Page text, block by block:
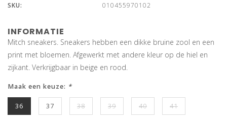
SKU:
010455970102
INFORMATIE
Mitch sneakers. Sneakers hebben een dikke bruine zool en een
print met bloemen. Afgewerkt met andere kleur op de hiel en
zijkant. Verkrijgbaar in beige en rood.
Maak een keuze: *
36 37 38 39 40 41